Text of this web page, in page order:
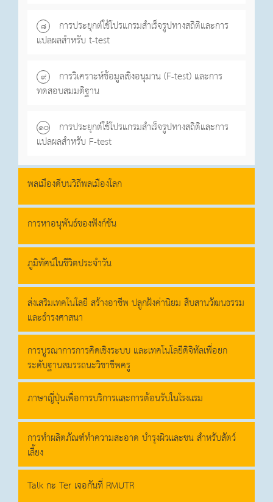
๘
การประยุกต์ใช้โปรแกรมสำเร็จรูปทางสถิติและการ
แปลผลสำหรับ t-test
๙
การวิเคราะห์ข้อมูลเชิงอนุมาน (F-test) และการ
ทดสอบสมมติฐาน
๑o
การประยุกต์ใช้โปรแกรมสำเร็จรูปทางสถิติและการ
แปลผลสำหรับ F-test
พลเมืองดีบนวิถีพลเมืองโลก
การหาอนุพันธ์ของฟังก์ชัน
ภูมิทัศน์ในชีวิตประจำวัน
ส่งเสริมเทคโนโลยี สร้างอาชีพ ปลูกฝังค่านิยม สืบสานวัฒนธรรม
และธำรงศาสนา
การบูรณาการการคิดเชิงระบบ และเทคโนโลยีดิจิทัลเพื่อยก
ระดับฐานสมรรถนะวิชาชีพครู
ภาษาญี่ปุ่นเพื่อการบริการและการต้อนรับในโรงแรม
การทำผลิตภัณฑ์ทำความสะอาด บำรุงผิวและขน สำหรับสัตว์
เลี้ยง
Talk กะ Ter เจอกันที่ RMUTR